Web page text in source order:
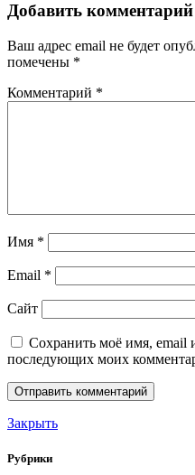
Добавить комментарий
Ваш адрес email не будет
помечены *
Комментарий *
Имя *
Email *
Сайт
Сохранить моё имя, email
последующих моих
Закрыть
Рубрики